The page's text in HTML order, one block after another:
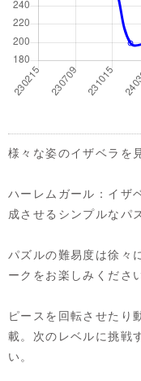
様々な姿のイザベラを
ハーレムガール：イザ
成させるシンプルなパ
パズルの難易度は徐々
ークをお楽しみくださ
ピースを回転させたり
載。次のレベルに挑戦
い。